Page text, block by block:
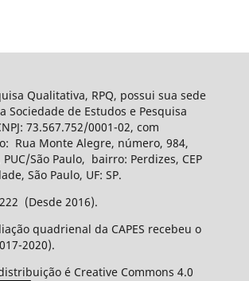
Qualitativa, RPQ, possui sua sede
Sociedade de Estudos e Pesquisa
73.567.752/0001-02, com
Rua Monte Alegre, número, 984,
São Paulo, bairro: Perdizes, CEP
São Paulo, UF: SP.
(Desde 2016).
quadrienal da CAPES recebeu o
2020).
é Creative Commons 4.0